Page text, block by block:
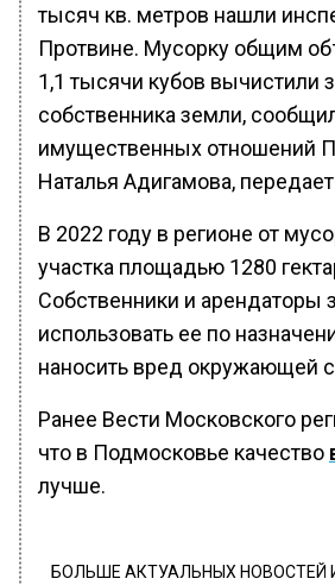
тысяч кв. метров нашли
Протвине. Мусорку общим
1,1 тысячи кубов вычистили
собственника земли,
имущественных отношений
Наталья Адигамова, передает
В 2022 году в регионе от
участка площадью 1280
Собственники и
использовать ее по
наносить вред окружающей
Ранее Вести Московского
что в Подмосковье качество
лучше.
БОЛЬШЕ АКТУАЛЬНЫХ НОВОСТЕЙ